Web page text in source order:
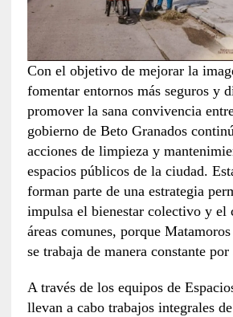
Con el objetivo de mejorar la
fomentar entornos más seguros y
promover la sana convivencia
gobierno de Beto Granados
acciones de limpieza y
espacios públicos de la ciudad.
forman parte de una estrategia
impulsa el bienestar colectivo y el
áreas comunes, porque
se trabaja de manera constante
A través de los equipos de
llevan a cabo trabajos integrales